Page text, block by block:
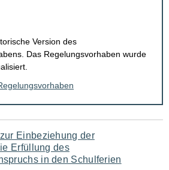
Version des
Das Regelungsvorhaben wurde
Einbeziehung der
Erfüllung des
in den Schulferien